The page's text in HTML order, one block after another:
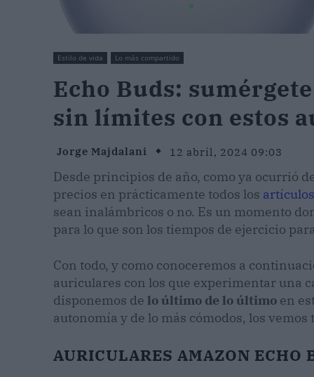
Estilo de vida Lo más compartido
Echo Buds:
sin límites con estos
Jorge Majdalani 12 abril, 2024 09:03
Desde principios de año, como ya ocurrió
precios en prácticamente todos los
sean inalámbricos o no. Es un momento
para lo que son los tiempos de ejercicio
Con todo, y como conoceremos a
auriculares con los que experimentar una
disponemos de lo último de lo último en
autonomía y de lo más cómodos, los vemos
AURICULARES AMAZON ECHO